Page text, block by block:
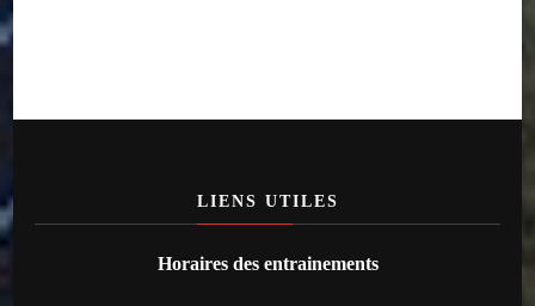
LIENS UTILES
Horaires des entrainements